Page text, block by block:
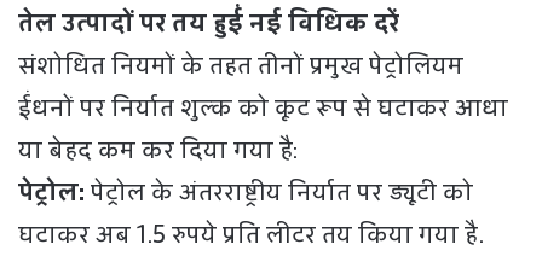
तेल उत्पादों पर तय हुईं नई विधिक दरें
संशोधित नियमों के तहत तीनों प्रमुख पेट्रोलियम
ईंधनों पर निर्यात शुल्क को कूट रूप से घटाकर आधा
या बेहद कम कर दिया गया है:
पेट्रोल:पेट्रोल के अंतरराष्ट्रीय निर्यात पर ड्यूटी को
घटाकर अब 1.5 रुपये प्रति लीटर तय किया गया है.